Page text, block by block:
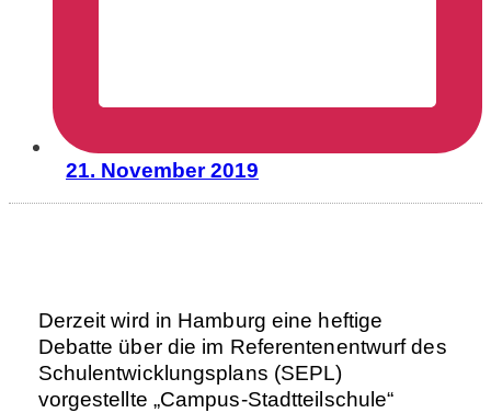
21. November 2019
Derzeit wird in Hamburg eine heftige
Debatte über die im Referentenentwurf des
Schulentwicklungsplans (SEPL)
vorgestellte „Campus-Stadtteilschule“